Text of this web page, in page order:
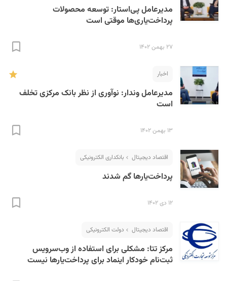
مدیرعامل پی‌استار:‌ توسعه محصولات
پرداخت‌یاری‌ها موقتی است
۲۷ بهمن ۱۴۰۲
اخبار
مدیرعامل وندار: نوآوری از نظر بانک مرکزی تخلف
است
۱۳ بهمن ۱۴۰۲
اقتصاد دیجیتال بانکداری الکترونیکی
پرداخت‌یارها گم شدند
۱۲ دی ۱۴۰۲
اقتصاد دیجیتال دولت الکترونیکی
مرکز تتا: مشکلی برای استفاده از وب‌سرویس
ثبت‌نام خودکار اینماد برای پرداخت‌یارها نیست